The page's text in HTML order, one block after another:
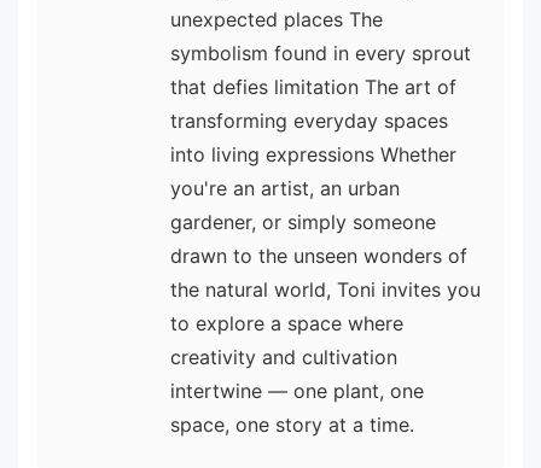
unexpected places The
symbolism found in every sprout
that defies limitation The art of
transforming everyday spaces
into living expressions Whether
you're an artist, an urban
gardener, or simply someone
drawn to the unseen wonders of
the natural world, Toni invites you
to explore a space where
creativity and cultivation
intertwine — one plant, one
space, one story at a time.